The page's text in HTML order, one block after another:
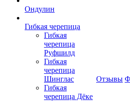
Ондулин
Гибкая черепица
Гибкая
черепица
Руфшилд
Гибкая
черепица
Шинглас
Гибкая
черепица Дёке
Отзывы